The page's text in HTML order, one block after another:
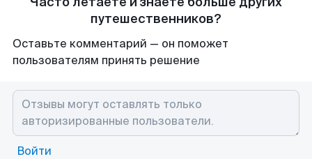
путешественников?
Оставьте комментарий — он поможет
пользователям принять решение
Войти